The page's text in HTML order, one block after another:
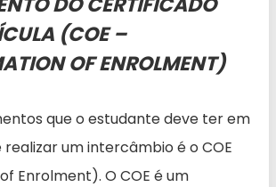
(COE –
OF ENROLMENT)
que o estudante deve ter em
um intercâmbio é o COE
Enrolment). O COE é um